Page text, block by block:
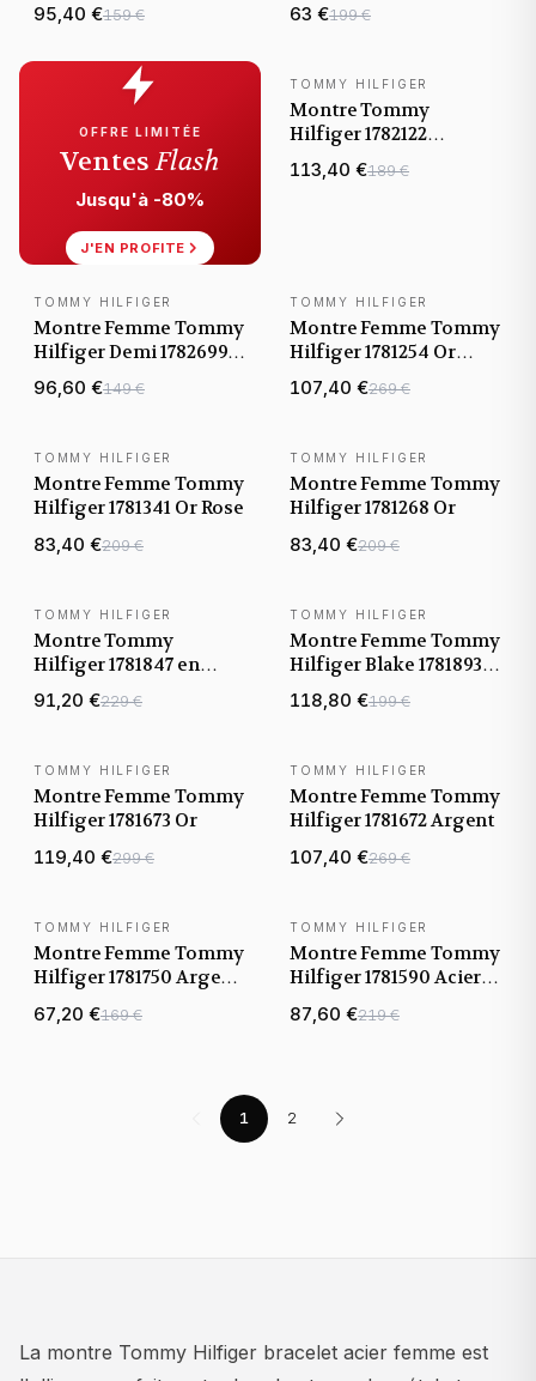
milanaise
95,40 €159 €
dorée
63 €199 €
OFFRE LIMITÉE
VentesFlash
Jusqu'à -80%
J'EN PROFITE
TOMMY HILFIGER
Montre Tommy
Hilfiger 1782122
Whitney en acier
argenté et cadran nacre
113,40 €189 €
TOMMY HILFIGER
Montre Femme Tommy
Hilfiger Demi 1782699
bracelet acier maille
milanaise doré
96,60 €149 €
TOMMY HILFIGER
Montre Femme Tommy
Hilfiger 1781254 Or
Rose
107,40 €269 €
TOMMY HILFIGER
Montre Femme Tommy
Hilfiger 1781341 Or Rose
83,40 €209 €
TOMMY HILFIGER
Montre Femme Tommy
Hilfiger 1781268 Or
83,40 €209 €
TOMMY HILFIGER
Montre Tommy
Hilfiger 1781847 en
acier or rose
91,20 €229 €
TOMMY HILFIGER
Montre Femme Tommy
Hilfiger Blake 1781893
edition Gigi Hadid
118,80 €199 €
TOMMY HILFIGER
Montre Femme Tommy
Hilfiger 1781673 Or
119,40 €299 €
TOMMY HILFIGER
Montre Femme Tommy
Hilfiger 1781672 Argent
107,40 €269 €
TOMMY HILFIGER
Montre Femme Tommy
Hilfiger 1781750 Argent
67,20 €169 €
TOMMY HILFIGER
Montre Femme Tommy
Hilfiger 1781590 Acier
87,60 €219 €
1 2
La montre Tommy Hilfiger bracelet acier femme est